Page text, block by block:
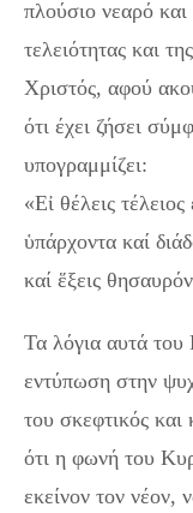
πλούσιο νεαρό και
τελειότητας και
Χριστός, αφού
ότι έχει ζήσει
υπογραμμίζει:
«Εἰ θέλεις
ὑπάρχοντα καί
καί ἕξεις
Τα λόγια αυτά του
εντύπωση στην
του σκεφτικός και
ότι η φωνή του
εκείνον τον νέον,